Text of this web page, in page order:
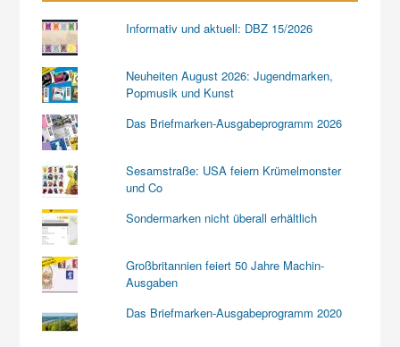
Informativ und aktuell: DBZ 15/2026
Neuheiten August 2026: Jugendmarken,
Popmusik und Kunst
Das Briefmarken-Ausgabeprogramm 2026
Sesamstraße: USA feiern Krümelmonster
und Co
Sondermarken nicht überall erhältlich
Großbritannien feiert 50 Jahre Machin-
Ausgaben
Das Briefmarken-Ausgabeprogramm 2020